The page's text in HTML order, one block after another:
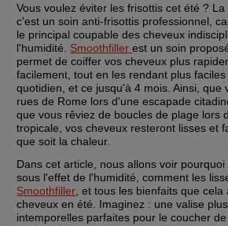
Vous voulez éviter les frisottis cet été ? La
c'est un soin anti-frisottis professionnel,
le principal coupable des cheveux
l'humidité. Smoothfiller est un soin
permet de coiffer vos cheveux plus
facilement, tout en les rendant plus
quotidien, et ce jusqu'à 4 mois. Ainsi, que
rues de Rome lors d'une escapade
que vous rêviez de boucles de plage lors
tropicale, vos cheveux resteront lisses et
que soit la chaleur.
Dans cet article, nous allons voir
Smoothfiller , et tous les bienfaits que
cheveux en été. Imaginez : une valise
intemporelles parfaites pour le coucher